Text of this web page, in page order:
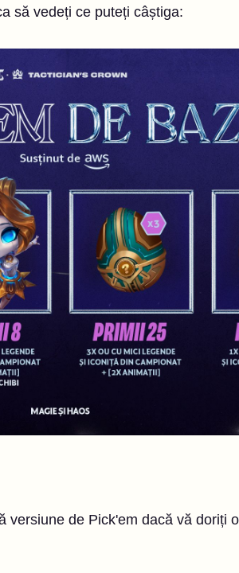
să vedeți ce puteți câștiga:
versiune de Pick'em dacă vă doriți